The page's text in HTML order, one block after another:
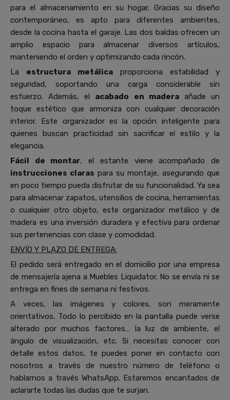
para el almacenamiento en su hogar. Gracias su diseño
contemporáneo, es apto para diferentes ambientes,
desde la cocina hasta el garaje. Las dos baldas ofrecen un
amplio espacio para almacenar diversos artículos,
manteniendo el orden y optimizando cada rincón.
La estructura metálica proporciona estabilidad y
seguridad, soportando una carga considerable sin
esfuerzo. Además, el acabado en maderaañade un
toque estético que armoniza con cualquier decoración
interior. Este organizador es la opción inteligente para
quienes buscan practicidad sin sacrificar el estilo y la
elegancia.
Fácil de montar, el estante viene acompañado de
instrucciones claras para su montaje, asegurando que
en poco tiempo pueda disfrutar de su funcionalidad. Ya sea
para almacenar zapatos, utensilios de cocina, herramientas
o cualquier otro objeto, este organizador metálico y de
madera es una inversión duradera y efectiva para ordenar
sus pertenencias con clase y comodidad.
ENVÍO Y PLAZO DE ENTREGA:
El pedido será entregado en el domicilio por una empresa
de mensajería ajena a Muebles Liquidator. No se envía ni se
entrega en fines de semana ni festivos.
A veces, las imágenes y colores, son meramente
orientativos. Todo lo percibido en la pantalla puede verse
alterado por muchos factores… la luz de ambiente, el
ángulo de visualización, etc. Si necesitas conocer con
detalle estos datos, te puedes poner en contacto con
nosotros a través de nuestro número de teléfono o
hablarnos a través WhatsApp. Estaremos encantados de
aclararte todas las dudas que te surjan.